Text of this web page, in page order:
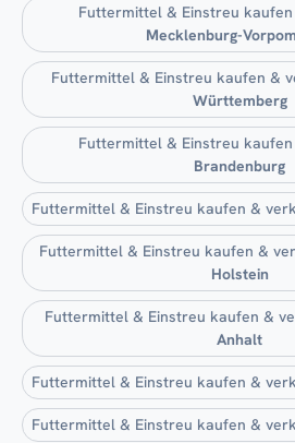
Futtermittel & Einstreu
Mecklenburg-
Futtermittel & Einstreu kaufen &
Württemberg
Futtermittel & Einstreu
Brandenburg
Futtermittel & Einstreu kaufen &
Futtermittel & Einstreu kaufen &
Holstein
Futtermittel & Einstreu kaufen &
Anhalt
Futtermittel & Einstreu kaufen &
Futtermittel & Einstreu kaufen &